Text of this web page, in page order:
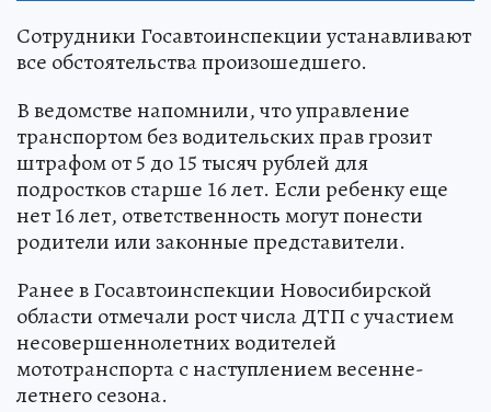
Сотрудники Госавтоинспекции устанавливают
все обстоятельства произошедшего.
В ведомстве напомнили, что управление
транспортом без водительских прав грозит
штрафом от 5 до 15 тысяч рублей для
подростков старше 16 лет. Если ребенку еще
нет 16 лет, ответственность могут понести
родители или законные представители.
Ранее в Госавтоинспекции Новосибирской
области отмечали рост числа ДТП с участием
несовершеннолетних водителей
мототранспорта с наступлением весенне-
летнего сезона.